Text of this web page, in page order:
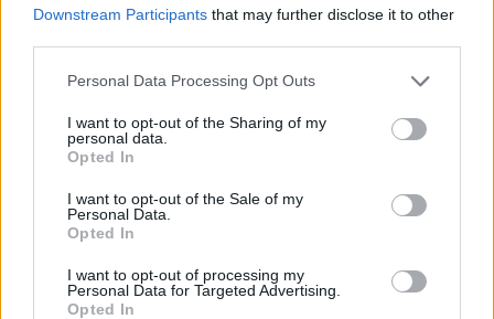
Downstream Participants that may further disclose it to other
Please note that this website/app uses one or more Google
not limited to your visit or usage behaviour. You may click to
grant or deny consent to Google and its third-party tags to
use your data for below specified purposes in below Google
consent section.
Personal Data Processing Opt Outs
I want to opt-out of the Sharing of my
personal data.
Opted In
I want to opt-out of the Sale of my
Personal Data.
Opted In
I want to opt-out of processing my
Personal Data for Targeted Advertising.
Opted In
MAGYAR ÉPÍTŐK